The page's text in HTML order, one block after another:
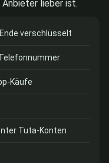
lieber ist.
verschlüsselt
Käufe
Tuta-Konten